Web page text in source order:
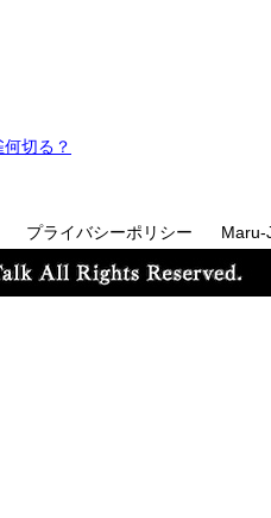
切る？
プライバシーポリシー Maru-